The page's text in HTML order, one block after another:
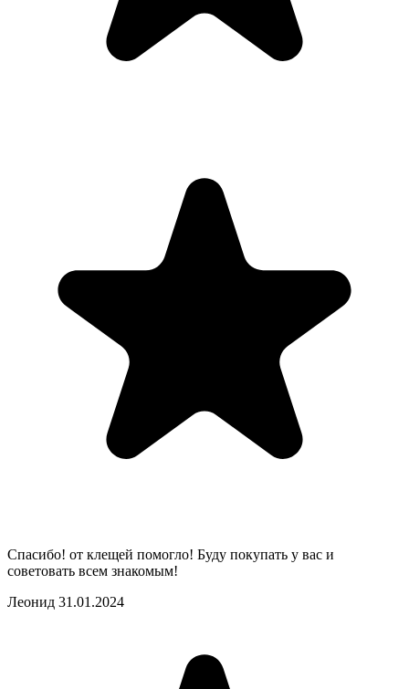
Спасибо! от клещей помогло! Буду покупать у вас и
советовать всем знакомым!
Леонид 31.01.2024